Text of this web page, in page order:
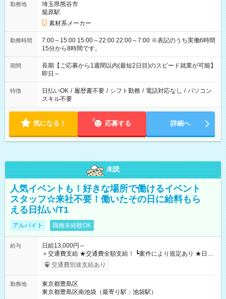
勤務地
埼玉県熊谷市
籠原駅
素材系メーカー
勤務時間
7:00～15:00 15:00～22:00 22:00～7:00 ※表記のうち実働6時間
15分から8時間です。
期間
長期【ご応募から1週間以内(最短2日目)のスピード就業が可能】
即日～
特徴 日払いOK / 履歴書不要 / シフト勤務 / 電話対応なし / パソコン
スキル不要
気になる！ 応募する 詳細へ
未読
人気イベントも！好きな場所で働けるイベント
スタッフ☆来社不要！働いたその日に給料もら
える日払い/T1
アルバイト 職種未経験OK
給与
日給13,000円～
＋交通費支給 ★交通費全額支給！ ┗案件により規定あり ★日払
いOK！（規定あり） ┗働いたその日に現金GET♪ お仕事後はコ
ンビニATMから 日払い分を引き落とせます！ 【試用期間】試
交通費別途支給あり
勤務地
東京都豊島区
東京都豊島区南池袋（最寄り駅：池袋駅）